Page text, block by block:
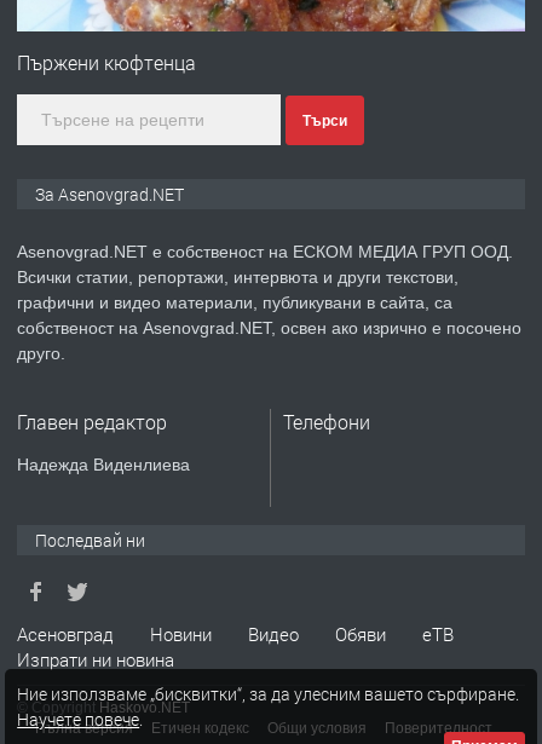
Професионална зеленчукорезачка
преди 2 години
ПРЕДЛАГА
Давам индивидуалани уроци по
ремонт на покриви
ПРЕДЛАГА
Висококачествени Целофанови
Пликове - СКОРПИОПЛАСТ
Пържени кюфтенца
Търси
За Asenovgrad.NET
Asenovgrad.NET е собственост на ЕСКОМ МЕДИА ГРУП ООД.
Всички статии, репортажи, интервюта и други текстови,
графични и видео материали, публикувани в сайта, са
собственост на Asenovgrad.NET, освен ако изрично е посочено
друго.
Главен редактор
Надежда Виденлиева
Телефони
Последвай ни
Асеновград Новини Видео Обяви
еТВ
Изпрати ни новина
© Copyright Haskovo.NET
Пълна версия
Етичен кодекс Общи условия
Поверителност
Ние използваме „бисквитки“, за да улесним вашето сърфиране.
Научете повече.